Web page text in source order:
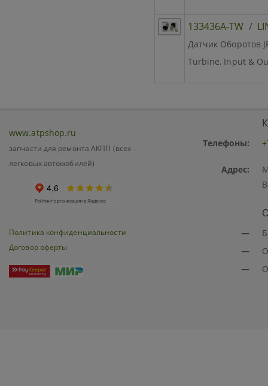
133436A-TW /
Датчик Оборотов
Turbine, Input &
www.atpshop.ru
запчасти для ремонта АКПП (всех
легковых автомобилей)
Политика конфиденциальности
Договор оферты
Телефоны:
Адрес:
—
—
—